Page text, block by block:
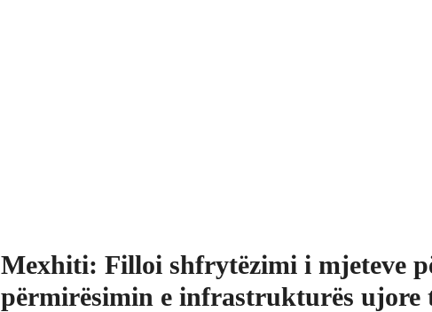
Mexhiti: Filloi shfrytëzimi i mjeteve
përmirësimin e infrastrukturës ujore